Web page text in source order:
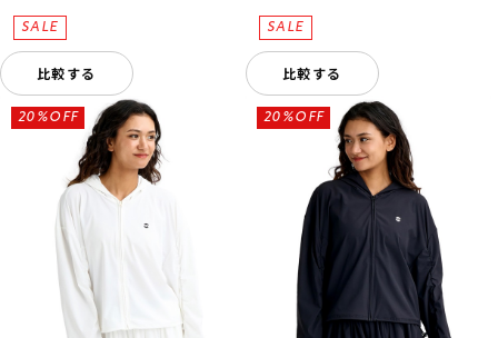
比較する 比較する
20%OFF 20%OFF